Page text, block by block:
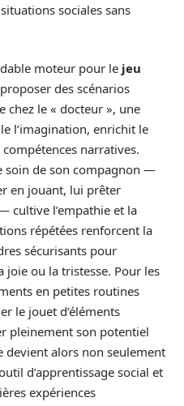
sociales sans
moteur pour le jeu
des scénarios
chez le « docteur », une
l’imagination, enrichit le
narratives.
soin de son compagnon —
en jouant, lui prêter
cultive l’empathie et la
répétées renforcent la
sécurisants pour
ou la tristesse. Pour les
en petites routines
le jouet d’éléments
pleinement son potentiel
devient alors non seulement
d’apprentissage social et
expériences